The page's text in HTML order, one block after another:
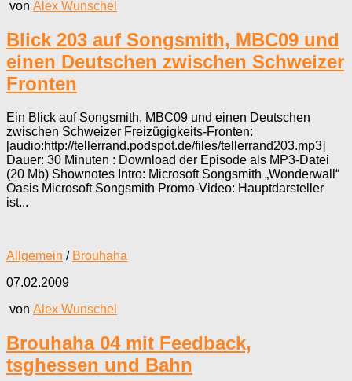
von Alex Wunschel
Blick 203 auf Songsmith, MBC09 und
einen Deutschen zwischen Schweizer
Fronten
Ein Blick auf Songsmith, MBC09 und einen Deutschen
zwischen Schweizer Freizügigkeits-Fronten:
[audio:http://tellerrand.podspot.de/files/tellerrand203.mp3]
Dauer: 30 Minuten : Download der Episode als MP3-Datei
(20 Mb) Shownotes Intro: Microsoft Songsmith „Wonderwall“
Oasis Microsoft Songsmith Promo-Video: Hauptdarsteller
ist...
Allgemein / Brouhaha
07.02.2009
von Alex Wunschel
Brouhaha 04 mit Feedback,
tsghessen und Bahn